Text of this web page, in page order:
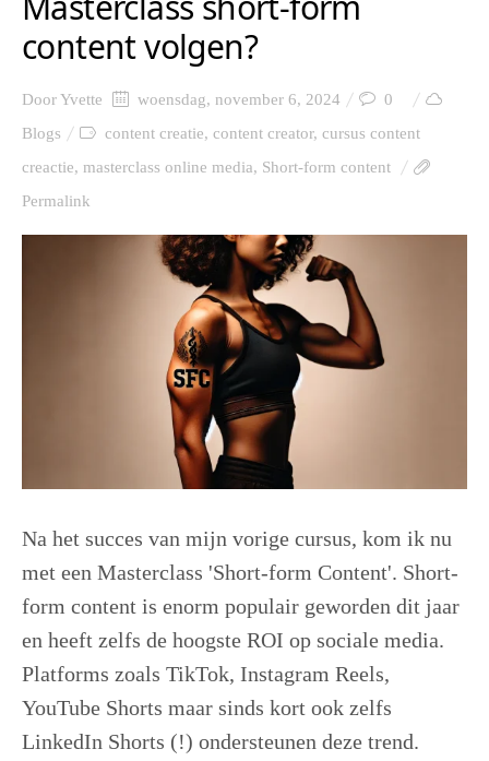
content volgen?
DoorYvette woensdag, november 6, 2024
0
Blogs
content creatie, content creator, cursus content
creactie, masterclass online media, Short-form content
Permalink
Na het succes van mijn vorige cursus, kom ik nu
met een Masterclass 'Short-form Content'. Short-
form content is enorm populair geworden dit jaar
en heeft zelfs de hoogste ROI op sociale media.
Platforms zoals TikTok, Instagram Reels,
YouTube Shorts maar sinds kort ook zelfs
LinkedIn Shorts (!) ondersteunen deze trend.